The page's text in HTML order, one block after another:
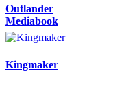
Outlander
Mediabook
Kingmaker